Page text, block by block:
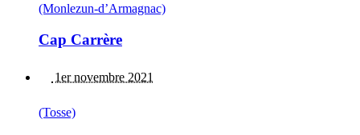
(Monlezun-d’Armagnac)
Cap Carrère
1er novembre 2021
(Tosse)